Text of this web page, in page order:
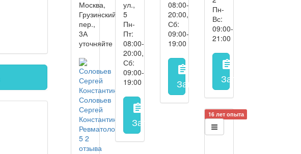
Москва,
Грузинский
пер.,
3А
уточняйте
Соловьев
Сергей
Константинович
Ревматолог
5 2
отзыва
ул.,
5
Пн-
Пт:
08:00-
20:00,
Сб:
09:00-
19:00
assignment
Запись на прием заполнить форму
08:00-
20:00,
Сб:
09:00-
19:00
assignment
Запись на прием
Пн-
Вс:
09:00-
21:00
assignment
Запись на прием
16 лет опыта